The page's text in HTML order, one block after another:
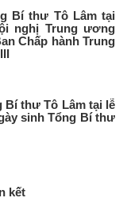
Bí thư Tô Lâm tại
nghị Trung ương
Chấp hành Trung
Bí thư Tô Lâm tại lễ
sinh Tổng Bí thư
kết